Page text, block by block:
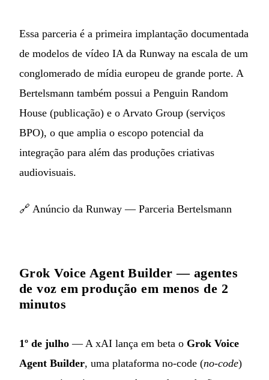
Essa parceria é a primeira implantação documentada
de modelos de vídeo IA da Runway na escala de um
conglomerado de mídia europeu de grande porte. A
Bertelsmann também possui a Penguin Random
House (publicação) e o Arvato Group (serviços
BPO), o que amplia o escopo potencial da
integração para além das produções criativas
audiovisuais.
🔗 Anúncio da Runway — Parceria Bertelsmann
Grok Voice Agent Builder — agentes
de voz em produção em menos de 2
minutos
1º de julho — A xAI lança em beta o Grok Voice
Agent Builder, uma plataforma no-code (no-code)